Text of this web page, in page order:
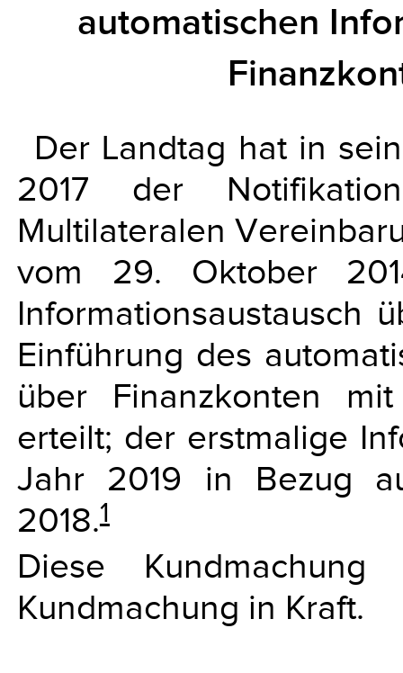
automatischen
Der Landtag hat in
2017 der
Multilateralen
vom 29. Oktober
Informationsaustausch
Einführung des
über Finanzkonten
erteilt; der erstmalige
Jahr 2019 in Bezug
2018.1
Diese
Kundmachung in Kraft.